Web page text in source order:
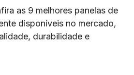
as 9 melhores panelas de
disponíveis no mercado,
durabilidade e